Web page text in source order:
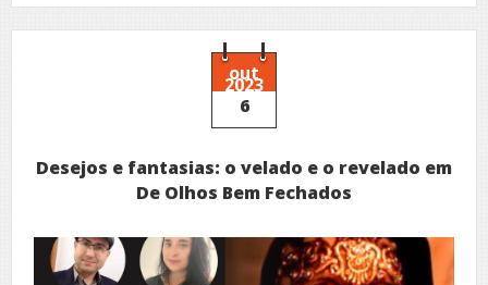
Demência
–
Da
tediante
certeza
liberdade
out
2023
6
Desejos e fantasias: o velado e o revelado em
De Olhos Bem Fechados